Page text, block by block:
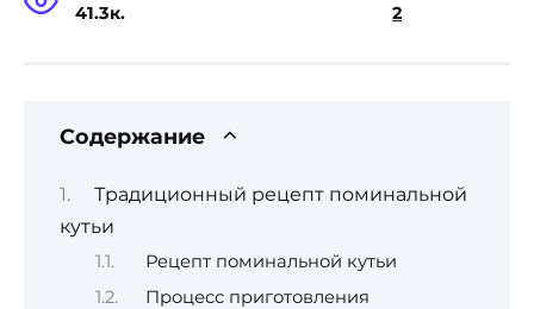
41.3к. 2
Содержание
Традиционный рецепт поминальной
кутьи
Рецепт поминальной кутьи
Процесс приготовления